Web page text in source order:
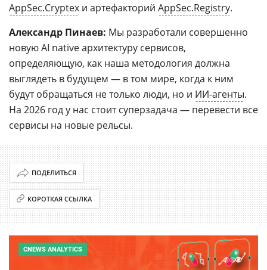
AppSec.Cryptex и артефакторий AppSec.Registry.
Александр Пинаев: Мы разработали совершенно
новую AI native архитектуру сервисов,
определяющую, как наша методология должна
выглядеть в будущем — в том мире, когда к ним
будут обращаться не только люди, но и ИИ-агенты.
На 2026 год у нас стоит суперзадача — перевести все
сервисы на новые рельсы.
ПОДЕЛИТЬСЯ
КОРОТКАЯ ССЫЛКА
CNEWS ANALYTICS